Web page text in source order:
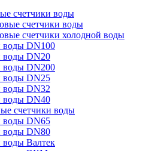
счетчики воды
счетчики воды
счетчики холодной воды
воды DN100
воды DN20
воды DN200
воды DN25
воды DN32
воды DN40
счетчики воды
воды DN65
воды DN80
воды Валтек